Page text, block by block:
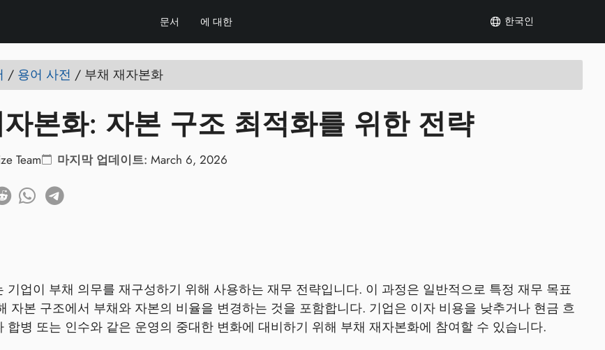
문서 에 대한 한국인
/ 용어 사전 / 부채 재자본화
본화: 자본 구조 최적화를 위한 전략
Team 마지막 업데이트: March 6, 2026
기업이 부채 의무를 재구성하기 위해 사용하는 재무 전략입니다. 이 과정은 일반적으로 특정 재무 목표
자본 구조에서 부채와 자본의 비율을 변경하는 것을 포함합니다. 기업은 이자 비용을 낮추거나 현금 흐
합병 또는 인수와 같은 운영의 중대한 변화에 대비하기 위해 부채 재자본화에 참여할 수 있습니다.